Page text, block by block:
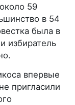
59
в 54
была в
избиратель
впервые
пригласили